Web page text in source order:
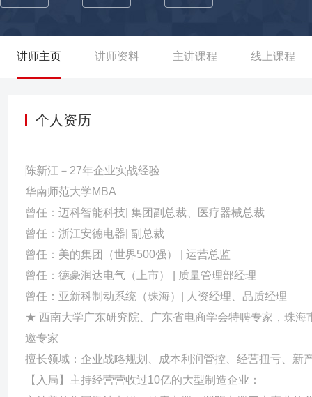
万元以上，使并购企业的面貌发生根本性改变，达到人均产出效
国质量奖； 降本增效：推行产品系列化，部件和材料标准化，生
级，成功打开日本市场，成为最主要的销售、利润来源； ——在
挥作用，为打造产业核心竞争力做出重要贡献。 ☆带领迈科智能科技多媒体产业创造历史营收新高点☆ ——经营创收—— 【主持
集团日常运营工作】组织制定集团中长期战略规划并推动实施，
平，创造集团历史月度2880万元、季度5630万元、年度利润1.3亿
日常经营管理工作，达成经营目标 ——产业升级—— 【完成集团信
平，被评为金蝶全国标杆客户，被评为广东省智能制造示范基地
疗器械产业的产品布局、客户布局，启动开发二代产品，解决产
—— 【完成阶段风险控制】调整生产计划管理模式，用两年的时
遗留的9000万元应收款、3000万元库存 【主导建立“三位一体”的
创造公司长期稳健经营的良好条件
讲师主页 讲师资料 主讲课程 线上课程
个人资历
陈新江－27年企业实战经验
华南师范大学MBA
曾任：迈科智能科技| 集团副总裁、医疗器械总裁
曾任：浙江安德电器| 副总裁
曾任：美的集团（世界500强） | 运营总监
曾任：德豪润达电气（上市） | 质量管理部经理
曾任：亚新科制动系统（珠海）| 人资经理、品质经理
★ 西南大学广东研究院、广东省电商学会特聘专家，珠
邀专家
擅长领域：企业战略规划、成本利润管控、经营扭亏、新
【入局】主持经营营收过10亿的大型制造企业：